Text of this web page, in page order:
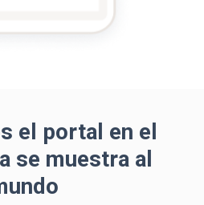
el portal en el
se muestra al